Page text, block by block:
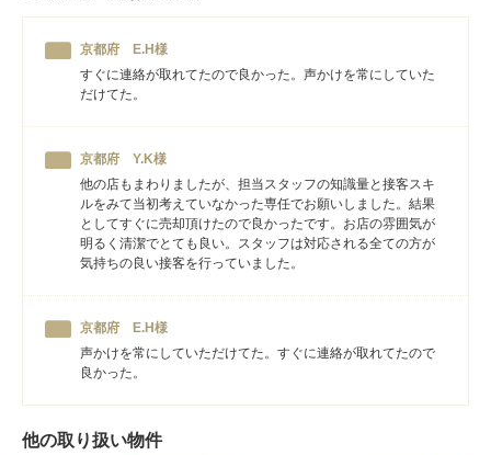
京都府 E.H様
すぐに連絡が取れてたので良かった。声かけを常にしていた
だけてた。
京都府 Y.K様
他の店もまわりましたが、担当スタッフの知識量と接客スキ
ルをみて当初考えていなかった専任でお願いしました。結果
としてすぐに売却頂けたので良かったです。お店の雰囲気が
明るく清潔でとても良い。スタッフは対応される全ての方が
気持ちの良い接客を行っていました。
京都府 E.H様
声かけを常にしていただけてた。すぐに連絡が取れてたので
良かった。
他の取り扱い物件